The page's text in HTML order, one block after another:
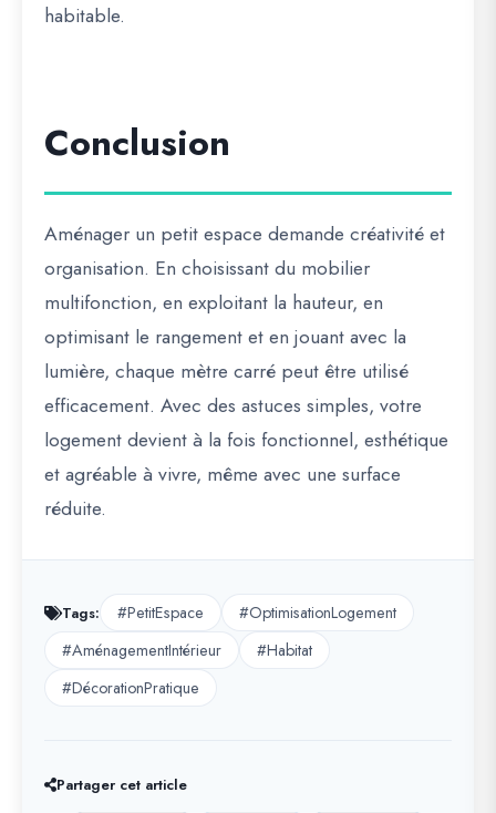
habitable.
Conclusion
Aménager un petit espace demande créativité et
organisation. En choisissant du mobilier
multifonction, en exploitant la hauteur, en
optimisant le rangement et en jouant avec la
lumière, chaque mètre carré peut être utilisé
efficacement. Avec des astuces simples, votre
logement devient à la fois fonctionnel, esthétique
et agréable à vivre, même avec une surface
réduite.
Tags: #PetitEspace
#OptimisationLogement
#AménagementIntérieur
#Habitat
#DécorationPratique
Partager cet article